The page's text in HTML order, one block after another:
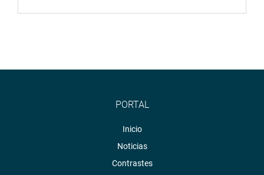
PORTAL
Inicio
Noticias
Contrastes